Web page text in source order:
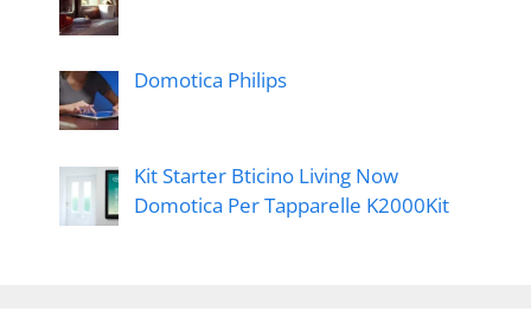
Domotica Philips
Kit Starter Bticino Living Now
Domotica Per Tapparelle K2000Kit